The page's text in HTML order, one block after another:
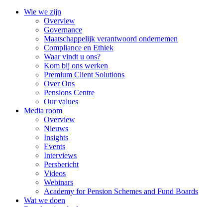
Wie we zijn
Overview
Governance
Maatschappelijk verantwoord ondernemen
Compliance en Ethiek
Waar vindt u ons?
Kom bij ons werken
Premium Client Solutions
Over Ons
Pensions Centre
Our values
Media room
Overview
Nieuws
Insights
Events
Interviews
Persbericht
Videos
Webinars
Academy for Pension Schemes and Fund Boards
Wat we doen